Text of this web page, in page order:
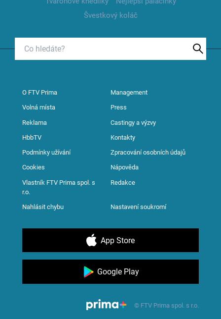
Švestkový koláč
O FTV Prima Management
Volná místa Press
Reklama Castingy a výzvy
HbbTV Kontakty
Podmínky užívání Zpracování osobních údajů
Cookies Nápověda
Vlastník FTV Prima spol. s
r.o.
Redakce
Nahlásit chybu Nastavení soukromí
App Store
Google Play
© FTV Prima spol. s r.o.